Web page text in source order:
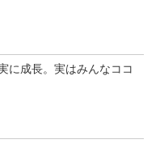
に成長。実はみんなココ